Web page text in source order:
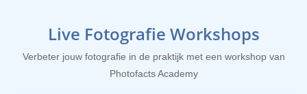
Live Fotografie Workshops
Verbeter jouw fotografie in de praktijk met een workshop van
Photofacts Academy